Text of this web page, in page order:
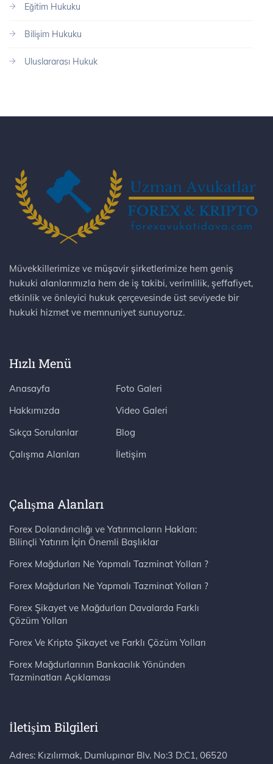
Eğitim Hukuku
Bilişim Hukuku
Uluslararası Hukuk
Müvekkillerimize ve müşavir şirketlerimize hem geniş
hukuki alanlarımızla hem de iş takibi, verimlilik, şeffafiyet,
etkinlik ve önleyici hukuk çerçevesinde üst seviyede bir
hukuki hizmet ve memnuniyet sunuyoruz.
Hızlı Menü
Anasayfa
Hakkımızda
Sıkça Sorulanlar
Çalışma Alanları
Foto Galeri
Video Galeri
Blog
İletişim
Çalışma Alanları
Forex Dolandırıcılığı ve Yatırımcıların Hakları:
Bilinçli Yatırım İçin Önemli Başlıklar
Forex Mağdurları Ne Yapmalı Tazminat Yolları ?
Forex Mağdurları Ne Yapmalı Tazminat Yolları ?
Forex Şikayet ve Mağdurları Davalarda Farklı
Çözüm Yolları
Forex Ve Kripto Şikayet ve Farklı Çözüm Yolları
Forex Mağdurlarının Bankacılık Yönünden
Tazminatları Açıklaması
İletişim Bilgileri
Adres: Kızılırmak, Dumlupınar Blv. No:3 D:C1, 06520 Çankaya/Ankara